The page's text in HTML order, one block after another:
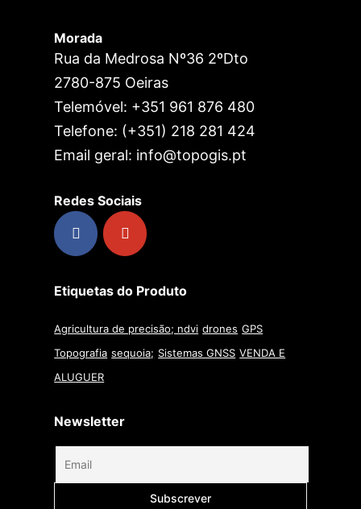
Morada
Rua da Medrosa Nº36 2ºDto
2780-875 Oeiras
Telemóvel: +351 961 876 480
Telefone: (+351) 218 281 424
Email geral: info@topogis.pt
Redes Sociais
Etiquetas do Produto
Agricultura de precisão; ndvi drones GPS
Topografia sequoia; Sistemas GNSS VENDA E
ALUGUER
Newsletter